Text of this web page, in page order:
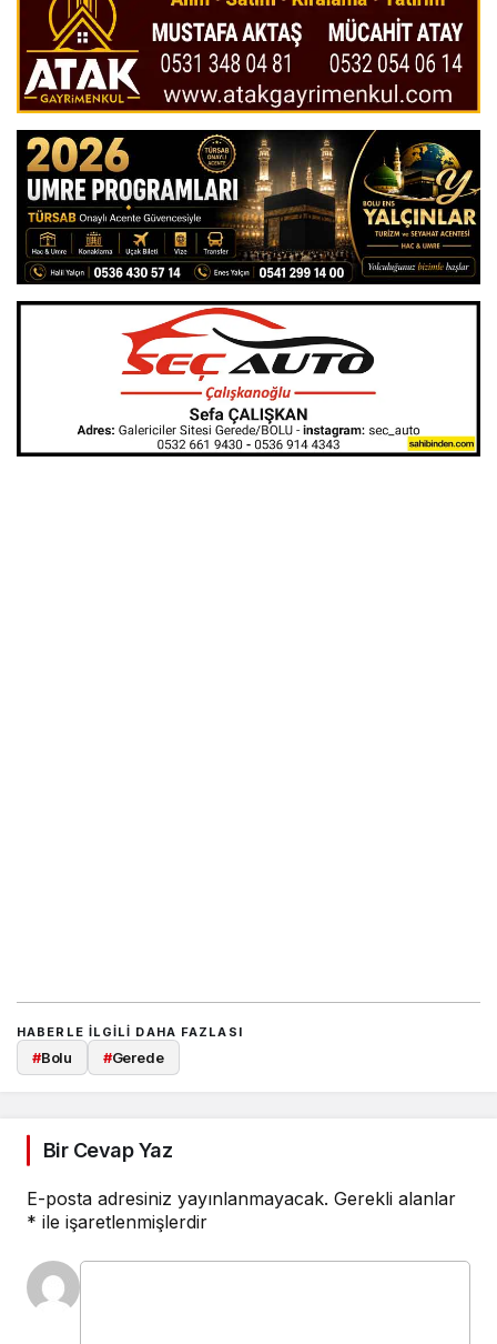
HABERLE ILGILI DAHA FAZLASI
#Bolu #Gerede
Bir Cevap Yaz
E-posta adresiniz yayınlanmayacak. Gerekli alanlar
* ile işaretlenmişlerdir